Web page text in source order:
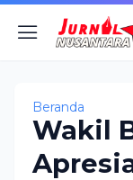
Beranda
Wakil